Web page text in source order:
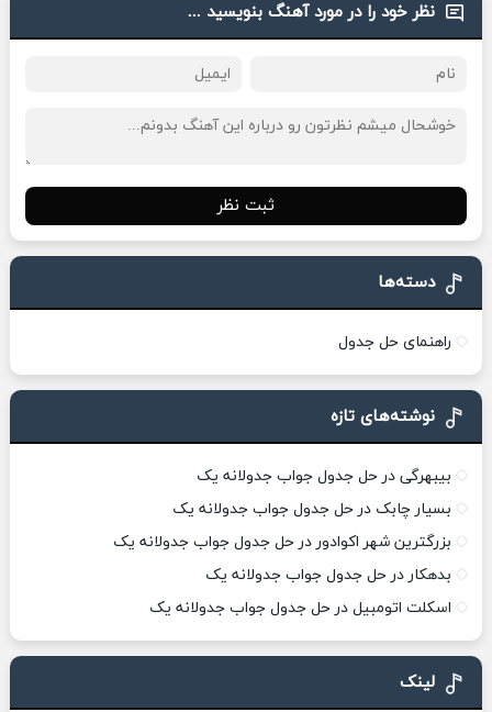
نظر خود را در مورد آهنگ بنویسید ...
ثبت نظر
دسته‌ها
راهنمای حل جدول
نوشته‌های تازه
بیبهرگی در حل جدول جواب جدولانه یک
بسیار چابک در حل جدول جواب جدولانه یک
بزرگترین شهر اکوادور در حل جدول جواب جدولانه یک
بدهکار در حل جدول جواب جدولانه یک
اسکلت اتومبیل در حل جدول جواب جدولانه یک
لینک